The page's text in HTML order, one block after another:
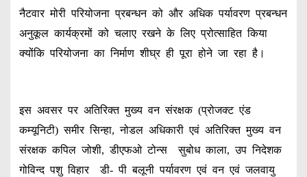
नैटवार मोरी परियोजना प्रबन्धन को और अधिक पर्यावरण प्रबन्धन
अनुकूल कार्यक्रमों को चलाए रखने के लिए प्रोत्साहित किया
क्योंकि परियोजना का निर्माण शीघ्र ही पूरा होने जा रहा है।
इस अवसर पर अतिरिक्त मुख्य वन संरक्षक (प्रोजक्ट एंड
कम्यूनिटी) समीर सिन्हा, नोडल अधिकारी एवं अतिरिक्त मुख्य वन
संरक्षक कपिल जोशी, डीएफओ टोन्स सुबोध काला, उप निदेशक
गोविन्द पशु विहार डी- पी बलूनी पर्यावरण एवं वन एवं जलवायु